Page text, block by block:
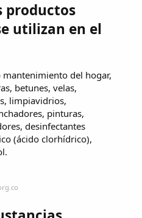
productos
utilizan en el
del hogar,
betunes, velas,
limpiavidrios,
pinturas,
desinfectantes
(ácido clorhídrico),